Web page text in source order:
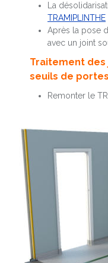
La
TRAMIPLINTHE
Après la pose
avec un joint
Traitement
seuils de portes
Remonter le